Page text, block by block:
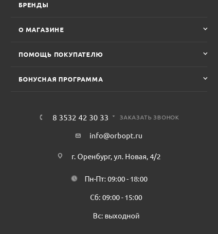
БРЕНДЫ
О МАГАЗИНЕ
ПОМОЩЬ ПОКУПАТЕЛЮ
БОНУСНАЯ ПРОГРАММА
8 3532 42 30 33 ЗАКАЗАТЬ ЗВОНОК
info@orbopt.ru
г. Оренбург, ул. Новая, 4/2
Пн-Пт: 09:00 - 18:00
Сб: 09:00 - 15:00
Вс: выходной